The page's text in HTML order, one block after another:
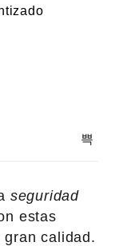
seguridad
estas
calidad.